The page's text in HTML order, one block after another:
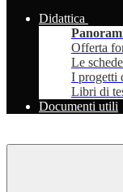
Didattica
Offerta
Le
I progetti
Libri di
Documenti utili